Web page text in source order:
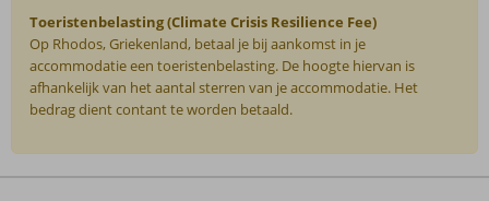
Toeristenbelasting (Climate Crisis Resilience Fee)
Op Rhodos, Griekenland, betaal je bij aankomst in je
accommodatie een toeristenbelasting. De hoogte hiervan is
afhankelijk van het aantal sterren van je accommodatie. Het
bedrag dient contant te worden betaald.